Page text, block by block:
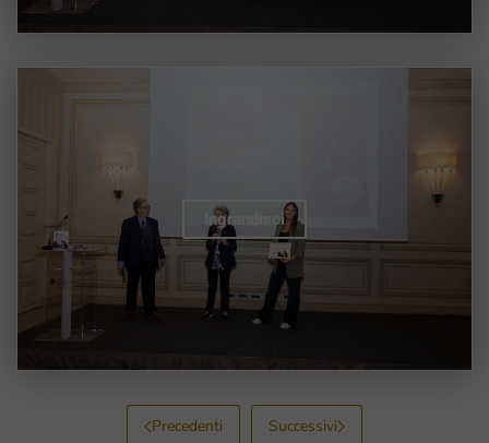
Ingrandisci
Precedenti Successivi